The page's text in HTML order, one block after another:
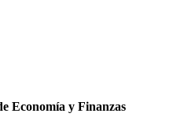
Economía y Finanzas